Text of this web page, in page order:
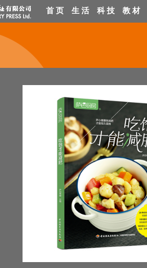
首 页 生 活 科 技 教 材